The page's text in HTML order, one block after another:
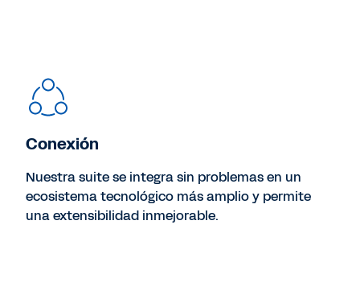
Conexión
Nuestra suite se integra sin problemas en un
ecosistema tecnológico más amplio y permite
una extensibilidad inmejorable.